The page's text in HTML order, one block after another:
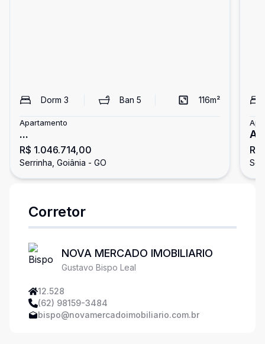
Dorm 3 Ban5 116m²
Apartamento
...
R$ 1.046.714,00
Serrinha, Goiânia - GO
Corretor
NOVA MERCADO IMOBILIARIO
Gustavo Bispo Leal
12.528
(62) 98159-3484
bispo@novamercadoimobiliario.com.br